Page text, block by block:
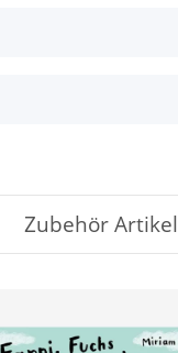
Zubehör Artikel